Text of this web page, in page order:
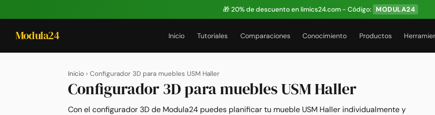
🎁 20% de descuento en limics24.com - Código: MODULA24
Modula24 Inicio Tutoriales Comparaciones Conocimiento Productos
Inicio › Configurador 3D para muebles USM Haller
Configurador 3D para muebles USM Haller
Con el configurador 3D de Modula24 puedes planificar tu mueble USM Haller individualmente y